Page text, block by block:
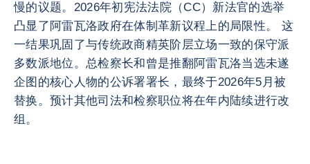
慢的议题。2026年初宪法法院（CC）新法官的选举
凸显了阿雷瓦洛政府在体制革新议程上的局限性。 这
一结果巩固了与传统政商精英阶层立场一致的保守派
多数派地位。总检察长和曾是推翻阿雷瓦洛当选未遂
企图的核心人物的公诉署署长，最终于2026年5月被
替换。预计其他司法和检察职位将在年内陆续进行改
组。